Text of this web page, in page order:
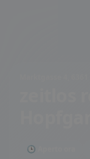
🕒 Aperto ora